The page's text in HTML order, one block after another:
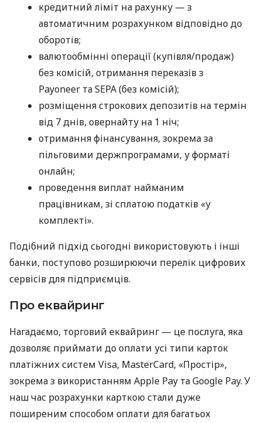
кредитний ліміт на рахунку — з
автоматичним розрахунком відповідно до
оборотів;
валютообмінні операції (купівля/продаж)
без комісій, отримання переказів з
Payoneer та SEPA (без комісій);
розміщення строкових депозитів на термін
від 7 днів, овернайту на 1 ніч;
отримання фінансування, зокрема за
пільговими держпрограмами, у форматі
онлайн;
проведення виплат найманим
працівникам, зі сплатою податків «у
комплекті».
Подібний підхід сьогодні використовують і інші
банки, поступово розширюючи перелік цифрових
сервісів для підприємців.
Про еквайринг
Нагадаємо, торговий еквайринг — це послуга, яка
дозволяє приймати до оплати усі типи карток
платіжних систем Visa, MasterCard, «Простір»,
зокрема з використанням Apple Pay та Google Pay. У
наш час розрахунки карткою стали дуже
поширеним способом оплати для багатьох